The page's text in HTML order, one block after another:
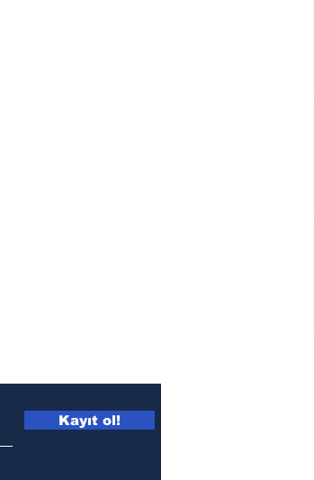
Kayıt ol!